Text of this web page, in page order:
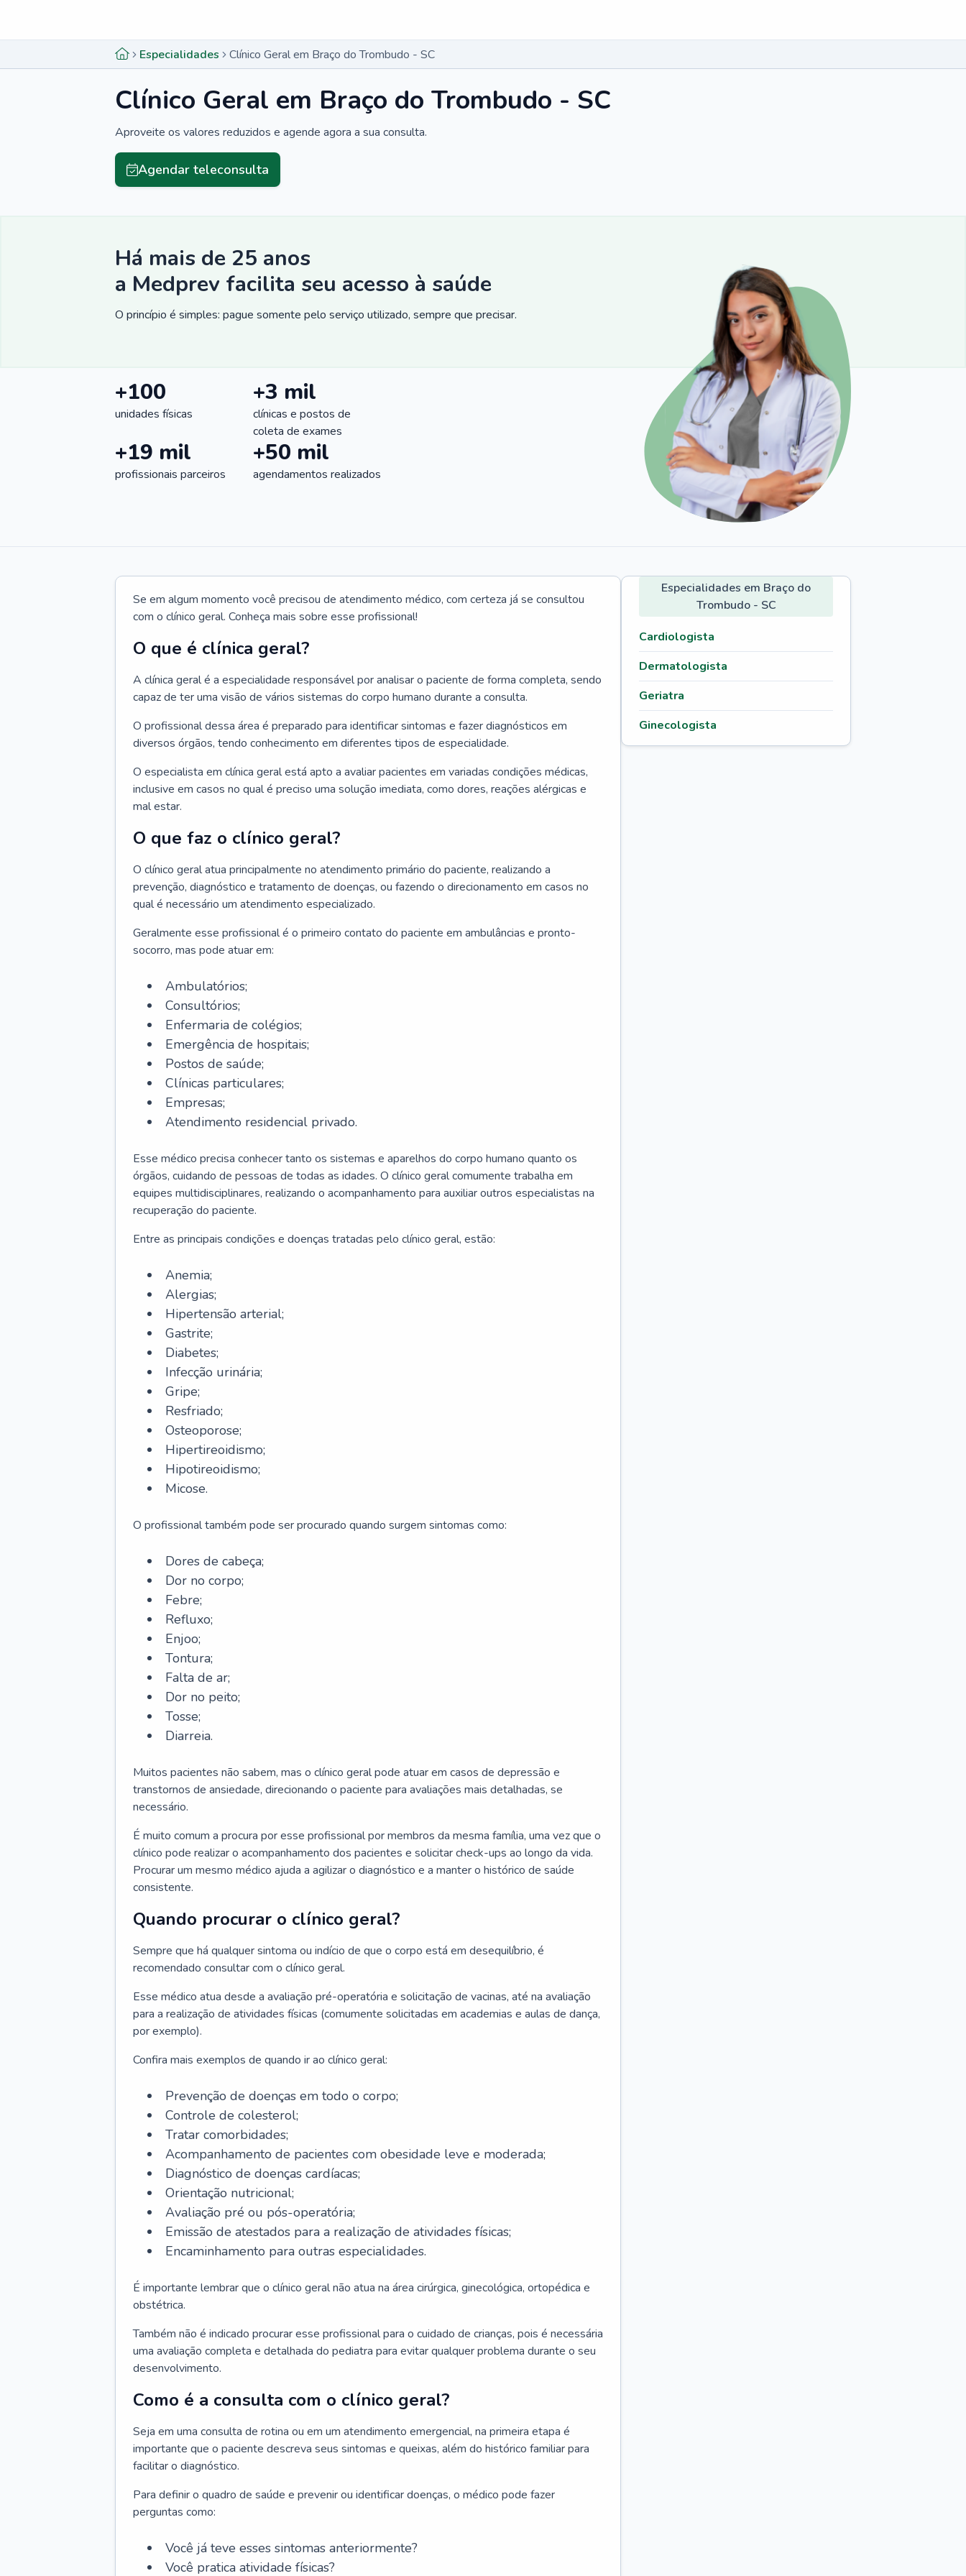
Especialidades Clínico Geral em Braço do Trombudo - SC
Clínico Geral em Braço do Trombudo - SC
Aproveite os valores reduzidos e agende agora a sua consulta.
Agendar teleconsulta
Há mais de 25 anos
a Medprev facilita seu acesso à saúde
O princípio é simples: pague somente pelo serviço utilizado, sempre que precisar.
+100
unidades físicas
+3 mil
clínicas e postos de
coleta de exames
+19 mil
profissionais parceiros
+50 mil
agendamentos realizados
Se em algum momento você precisou de atendimento médico, com certeza já se consultou
com o clínico geral. Conheça mais sobre esse profissional!
O que é clínica geral?
A clínica geral é a especialidade responsável por analisar o paciente de forma completa, sendo
capaz de ter uma visão de vários sistemas do corpo humano durante a consulta.
O profissional dessa área é preparado para identificar sintomas e fazer diagnósticos em
diversos órgãos, tendo conhecimento em diferentes tipos de especialidade.
O especialista em clínica geral está apto a avaliar pacientes em variadas condições médicas,
inclusive em casos no qual é preciso uma solução imediata, como dores, reações alérgicas e
mal estar.
O que faz o clínico geral?
O clínico geral atua principalmente no atendimento primário do paciente, realizando a
prevenção, diagnóstico e tratamento de doenças, ou fazendo o direcionamento em casos no
qual é necessário um atendimento especializado.
Geralmente esse profissional é o primeiro contato do paciente em ambulâncias e pronto-
socorro, mas pode atuar em:
Ambulatórios;
Consultórios;
Enfermaria de colégios;
Emergência de hospitais;
Postos de saúde;
Clínicas particulares;
Empresas;
Atendimento residencial privado.
Esse médico precisa conhecer tanto os sistemas e aparelhos do corpo humano quanto os
órgãos, cuidando de pessoas de todas as idades. O clínico geral comumente trabalha em
equipes multidisciplinares, realizando o acompanhamento para auxiliar outros especialistas na
recuperação do paciente.
Entre as principais condições e doenças tratadas pelo clínico geral, estão:
Anemia;
Alergias;
Hipertensão arterial;
Gastrite;
Diabetes;
Infecção urinária;
Gripe;
Resfriado;
Osteoporose;
Hipertireoidismo;
Hipotireoidismo;
Micose.
O profissional também pode ser procurado quando surgem sintomas como:
Dores de cabeça;
Dor no corpo;
Febre;
Refluxo;
Enjoo;
Tontura;
Falta de ar;
Dor no peito;
Tosse;
Diarreia.
Muitos pacientes não sabem, mas o clínico geral pode atuar em casos de depressão e
transtornos de ansiedade, direcionando o paciente para avaliações mais detalhadas, se
necessário.
É muito comum a procura por esse profissional por membros da mesma família, uma vez que o
clínico pode realizar o acompanhamento dos pacientes e solicitar check-ups ao longo da vida.
Procurar um mesmo médico ajuda a agilizar o diagnóstico e a manter o histórico de saúde
consistente.
Quando procurar o clínico geral?
Sempre que há qualquer sintoma ou indício de que o corpo está em desequilíbrio, é
recomendado consultar com o clínico geral.
Esse médico atua desde a avaliação pré-operatória e solicitação de vacinas, até na avaliação
para a realização de atividades físicas (comumente solicitadas em academias e aulas de dança,
por exemplo).
Confira mais exemplos de quando ir ao clínico geral:
Prevenção de doenças em todo o corpo;
Controle de colesterol;
Tratar comorbidades;
Acompanhamento de pacientes com obesidade leve e moderada;
Diagnóstico de doenças cardíacas;
Orientação nutricional;
Avaliação pré ou pós-operatória;
Emissão de atestados para a realização de atividades físicas;
Encaminhamento para outras especialidades.
É importante lembrar que o clínico geral não atua na área cirúrgica, ginecológica, ortopédica e
obstétrica.
Também não é indicado procurar esse profissional para o cuidado de crianças, pois é necessária
uma avaliação completa e detalhada do pediatra para evitar qualquer problema durante o seu
desenvolvimento.
Como é a consulta com o clínico geral?
Seja em uma consulta de rotina ou em um atendimento emergencial, na primeira etapa é
importante que o paciente descreva seus sintomas e queixas, além do histórico familiar para
facilitar o diagnóstico.
Para definir o quadro de saúde e prevenir ou identificar doenças, o médico pode fazer
perguntas como:
Você já teve esses sintomas anteriormente?
Você pratica atividade físicas?
Especialidades em Braço do
Trombudo - SC
Cardiologista
Dermatologista
Geriatra
Ginecologista